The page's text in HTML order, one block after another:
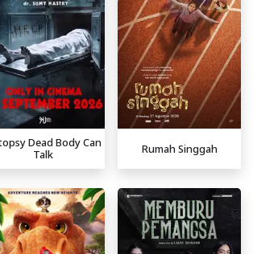
Dead Body Can
Talk
Rumah Singgah